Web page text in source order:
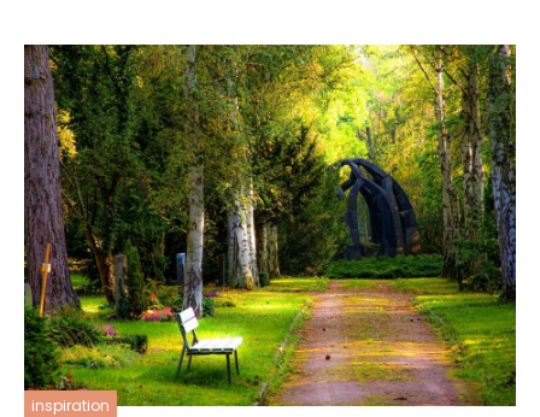
inspiration